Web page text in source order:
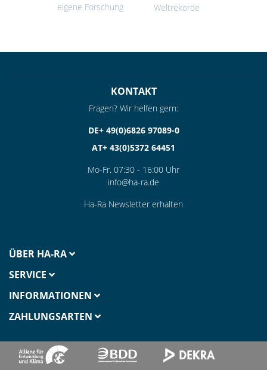
eigene Forschung Weltrekorde
KONTAKT
Fragen? Wir helfen gern:
DE+ 49(0)6826 97089-0
AT+ 43(0)5372 64451
Mo-Fr. 07:30 - 16:00 Uhr
info@ha-ra.de
Ha-Ra Newsletter erhalten
ÜBER HA-RA
SERVICE
INFORMATIONEN
ZAHLUNGSARTEN